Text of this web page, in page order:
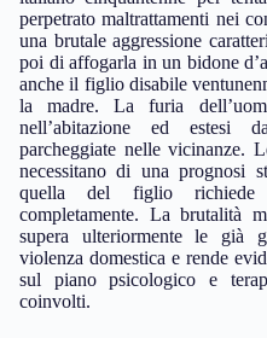
perpetrato maltrattamenti nei
una brutale aggressione
poi di affogarla in un bidone
anche il figlio disabile
la madre. La furia
nell’abitazione ed estesi
parcheggiate nelle vicinanze.
necessitano di una prognosi
quella del figlio richiede
completamente. La brutalità
supera ulteriormente le già
violenza domestica e rende
sul piano psicologico e
coinvolti.